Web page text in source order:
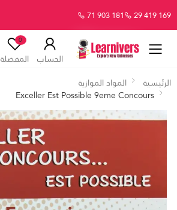
29 419 169
71 903 181
الحساب
0
المفضلة
الرئيسية
المواد الموازية
Exceller Est Possible 9eme Concours